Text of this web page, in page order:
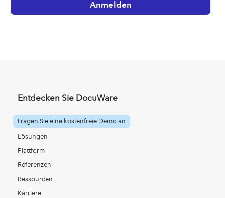
Entdecken Sie DocuWare
Fragen Sie eine kostenfreie Demo an
Lösungen
Plattform
Referenzen
Ressourcen
Karriere